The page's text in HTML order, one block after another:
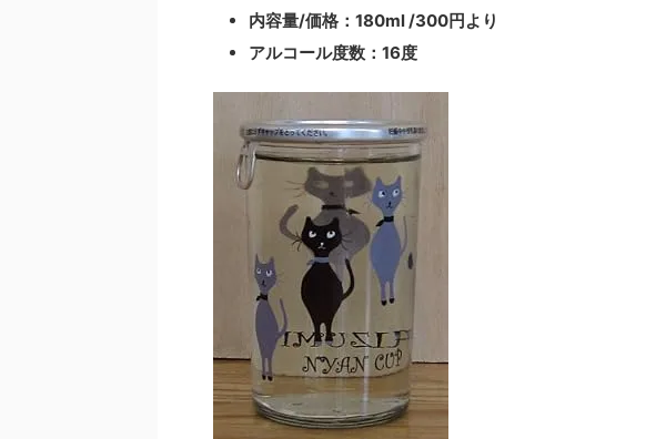
内容量/価格：180ml /300円より
アルコール度数：16度